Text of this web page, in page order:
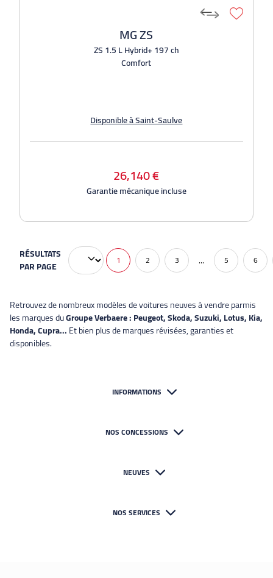
MG ZS
ZS 1.5 L Hybrid+ 197 ch
Comfort
Disponible à Saint-Saulve
26,140 €
Garantie mécanique incluse
RÉSULTATS
PAR PAGE
1 2 3 ... 5 6
Retrouvez de nombreux modèles de voitures neuves à vendre parmis
les marques duGroupe Verbaere : Peugeot, Skoda, Suzuki, Lotus, Kia,
Honda, Cupra...Et bien plus de marques révisées, garanties et
disponibles.
INFORMATIONS
NOS CONCESSIONS
NEUVES
NOS SERVICES